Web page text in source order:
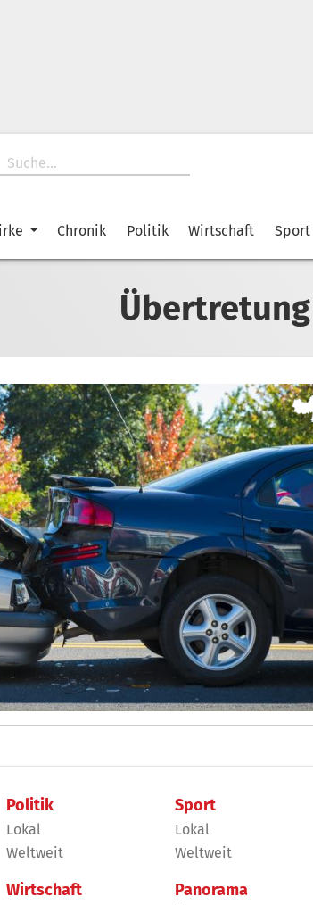
Chronik Politik Wirtschaft Sport
Übertretung
Politik
Lokal
Weltweit
Wirtschaft
Sport
Lokal
Weltweit
Panorama